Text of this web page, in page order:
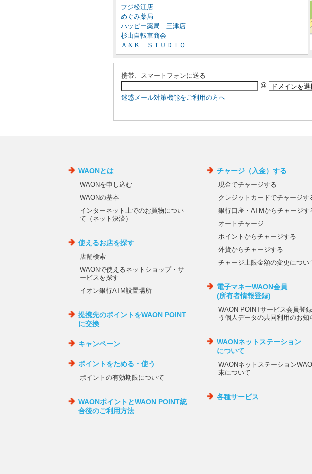
フジ松江店
めぐみ薬局
ハッピー薬局 三津店
杉山自転車商会
Ａ＆Ｋ ＳＴＵＤＩＯ
携帯、スマートフォンに送る
@
迷惑メール対策機能をご利用の方へ